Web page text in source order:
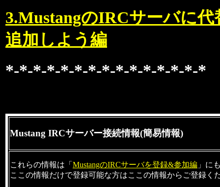
3.MustangのIRCサーバに
追加しよう編
*-*-*-*-*-*-*-*-*-*-*-*-*-*-*
Mustang IRCサーバー接続情報(簡易情報)
これらの情報は「 MustangのIRCサーバを登録&参加編 」に
ここの情報だけで登録可能な方はここの情報からご登録く